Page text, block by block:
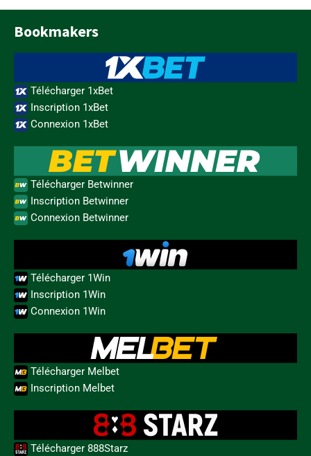
Bookmakers
Télécharger 1xBet
Inscription 1xBet
Connexion 1xBet
Télécharger Betwinner
Inscription Betwinner
Connexion Betwinner
Télécharger 1Win
Inscription 1Win
Connexion 1Win
Télécharger Melbet
Inscription Melbet
Télécharger 888Starz